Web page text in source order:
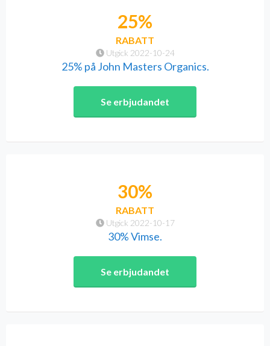
Utgick 2022-10-24
25%
RABATT
25% på John Masters Organics.
Se erbjudandet
Utgick 2022-10-17
30%
RABATT
30% Vimse.
Se erbjudandet